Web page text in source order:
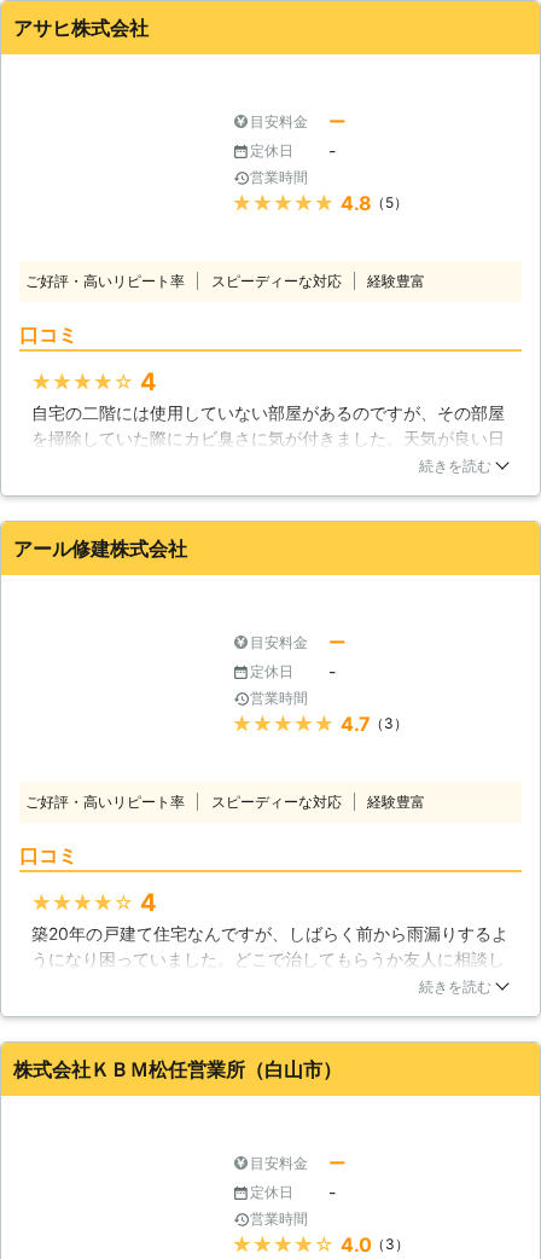
もたらされたのです。
石川県 金沢市 2016年12月23日
アサヒ株式会社
目安料金 ー
定休日 -
営業時間
★★★★★ 4.8 （5）
ご好評・高いリピート率 スピーディーな対応 経験豊富
口コミ
★★★★★ 4
自宅の二階には使用していない部屋があるのですが、その部屋
を掃除していた際にカビ臭さに気が付きました。天気が良い日
だったのですが、何故かカビの匂いがするので天井が原因かも
が大量にカビが発生している状況でした。雨漏り自体はすぐに
修理してもらい、カビの生えた箇所は修繕することで事なきを
続きを読む
アール修建株式会社
目安料金 ー
定休日 -
営業時間
★★★★★ 4.7 （3）
ご好評・高いリピート率 スピーディーな対応 経験豊富
口コミ
★★★★★ 4
築20年の戸建て住宅なんですが、しばらく前から雨漏りするよ
うになり困っていました。どこで治してもらうか友人に相談し
て、アール修建株式会社にしようと決めました。まず見積もり
ん。頼んでよかったと思います。
石川県 金沢市 2016年12月26日
続きを読む
株式会社ＫＢＭ松任営業所（白山市）
目安料金 ー
定休日 -
営業時間
★★★★★ 4.0（3）